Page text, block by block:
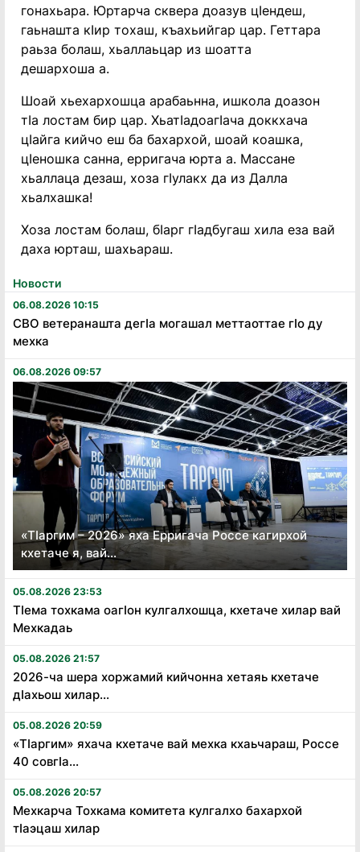
Новости
06.08.2026 10:15
СВО ветеранашта дегӏа могашал меттаоттае гӏо ду
мехка
06.08.2026 09:57
«Тӏаргим – 2026» яха Ерригача Россе кагирхой
кхетаче я, вай...
05.08.2026 23:53
Тӏема тохкама оагӏон кулгалхошца, кхетаче хилар вай
Мехкадаь
05.08.2026 21:57
2026-ча шера хоржамий кийчонна хетаяь кхетаче
дӏахьош хилар...
05.08.2026 20:59
«Тӏаргим» яхача кхетаче вай мехка кхаьчараш, Россе
40 совгӏа...
05.08.2026 20:57
Мехкарча Тохкама комитета кулгалхо бахархой
тӏаэцаш хилар
гонахьара. Юртарча сквера доазув цIендеш,
гаьнашта кIир тохаш, къахьийгар цар. Геттара
раьза болаш, хьаллаьцар из шоатта
дешархоша а.
Шоай хьехархошца арабаьнна, ишкола доазон
тIа лостам бир цар. ХьатIадоагIача доккхача
цIайга кийчо еш ба бахархой, шоай коашка,
цIеношка санна, ерригача юрта а. Массане
хьаллаца дезаш, хоза гIулакх да из Далла
хьалхашка!
Хоза лостам болаш, бIарг гIадбугаш хила еза вай
даха юрташ, шахьараш.